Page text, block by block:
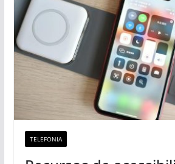
TELEFONIA